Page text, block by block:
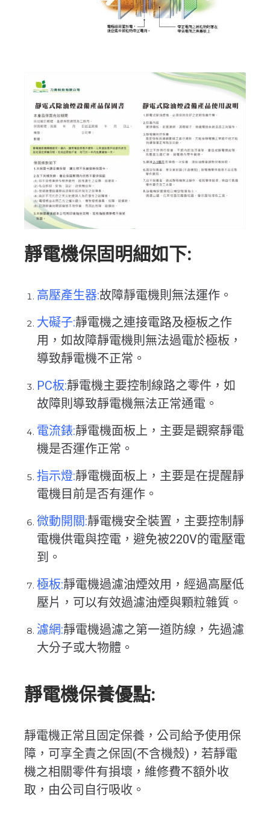
靜電機保養優點:
靜電機正常且固定保養，公司給予使用保
障，可享全責之保固(不含機殼) ，若靜電
機之相關零件有損壞，維修費不額外收
取，由公司自行吸收。
靜電機保固明細如下:
高壓產生器:故障靜電機則無法運作。
大礙子:靜電機之連接電路及極板之作
用，如故障靜電機則無法過電於極板，
導致靜電機不正常。
PC板:靜電機主要控制線路之零件，如
故障則導致靜電機無法正常通電。
電流錶:靜電機面板上，主要是觀察靜電
機是否運作正常。
指示燈:靜電機面板上，主要是在提醒靜
電機目前是否有運作。
微動開關:靜電機安全裝置，主要控制靜
電機供電與控電，避免被220V的電壓電
到。
極板:靜電機過濾油煙效用，經過高壓低
壓片，可以有效過濾油煙與顆粒雜質。
濾網:靜電機過濾之第一道防線，先過濾
大分子或大物體。